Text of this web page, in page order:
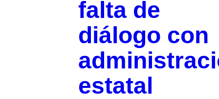
falta de
diálogo con
estatal